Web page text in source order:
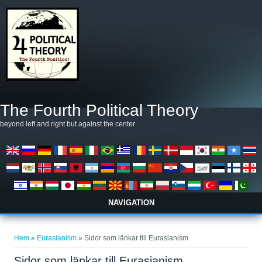
The Fourth Political Theory
beyond left and right but against the center
NAVIGATION
Hem » Eurasianism » Sidor som länkar till Eurasianism